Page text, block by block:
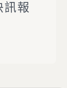
訊報